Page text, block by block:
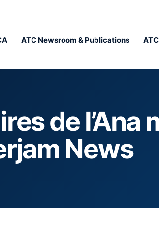
ATC Newsroom & Publications
de l’Ana
News